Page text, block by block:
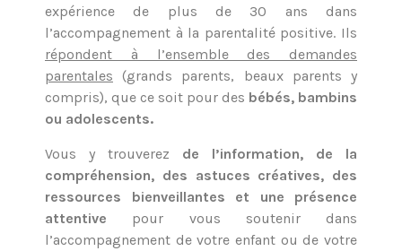
expérience de plus de 30 ans dans
l’accompagnement à la parentalité positive. Ils
répondent à l’ensemble des demandes
parentales (grands parents, beaux parents y
compris), que ce soit pour des bébés, bambins
ou adolescents.
Vous y trouverez de l’information, de la
compréhension, des astuces créatives, des
ressources bienveillantes et une présence
attentive pour vous soutenir dans
l’accompagnement de votre enfant ou de votre